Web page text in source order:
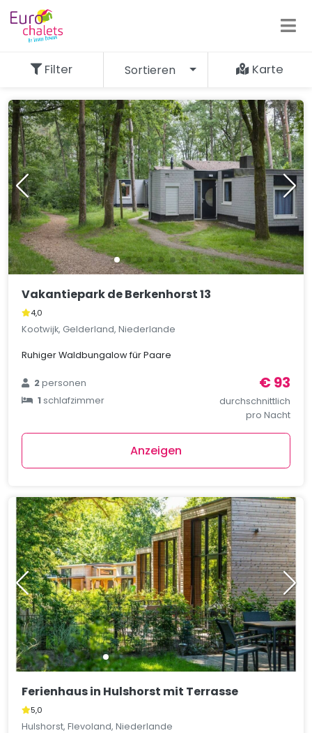
Filter Sortieren Karte
Vakantiepark de Berkenhorst 13
4,0
Kootwijk, Gelderland, Niederlande
Ruhiger Waldbungalow für Paare
2personen
1schlafzimmer
€ 93
durchschnittlich
pro Nacht
Anzeigen
Ferienhaus in Hulshorst mit Terrasse
5,0
Hulshorst, Flevoland, Niederlande